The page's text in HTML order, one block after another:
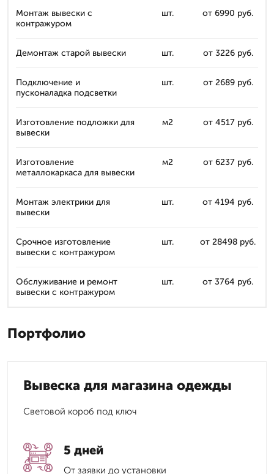
Монтаж вывески с
контражуром
шт. от 6990 руб.
Демонтаж старой вывески шт. от 3226 руб.
Подключение и
пусконаладка подсветки
шт. от 2689 руб.
Изготовление подложки для
вывески
м2 от 4517 руб.
Изготовление
металлокаркаса для вывески
м2 от 6237 руб.
Монтаж электрики для
вывески
шт. от 4194 руб.
Срочное изготовление
вывески с контражуром
шт. от 28498 руб.
Обслуживание и ремонт
вывески с контражуром
шт. от 3764 руб.
Портфолио
Вывеска для магазина одежды
Световой короб под ключ
5 дней
От заявки до установки